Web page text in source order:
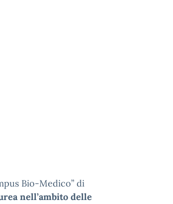
Bio-Medico” di
nell’ambito delle